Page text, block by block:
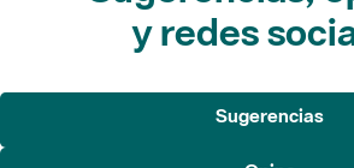
y redes
Sugerencias